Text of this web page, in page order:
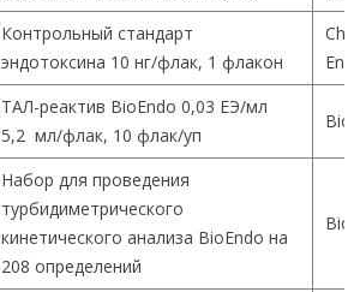
Контрольный стандарт
эндотоксина 10 нг/флак, 1 флакон
ТАЛ-реактив BioEndo 0,03 ЕЭ/мл
5,2 мл/флак, 10 флак/уп
Набор для проведения
турбидиметрического
кинетического анализа BioEndo на
208 определений